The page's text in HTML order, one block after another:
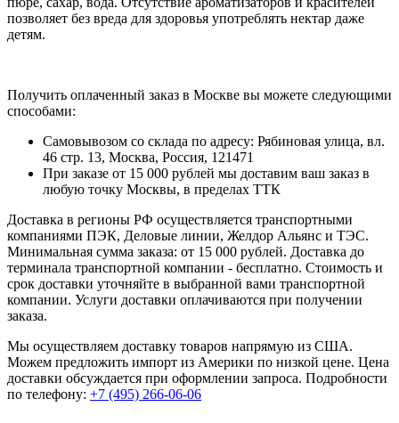
позволяет без вреда для здоровья употреблять нектар даже
детям.
Получить оплаченный заказ в Москве вы можете следующими
способами:
Самовывозом со склада по адресу: Рябиновая улица, вл.
46 стр. 13, Москва, Россия, 121471
При заказе от 15 000 рублей мы доставим ваш заказ в
любую точку Москвы, в пределах ТТК
Доставка в регионы РФ осуществляется транспортными
компаниями ПЭК, Деловые линии, Желдор Альянс и ТЭС.
Минимальная сумма заказа: от 15 000 рублей. Доставка до
терминала транспортной компании - бесплатно. Стоимость и
срок доставки уточняйте в выбранной вами транспортной
компании. Услуги доставки оплачиваются при получении
заказа.
Мы осуществляем доставку товаров напрямую из США.
Можем предложить импорт из Америки по низкой цене. Цена
доставки обсуждается при оформлении запроса. Подробности
по телефону: +7 (495) 266-06-06